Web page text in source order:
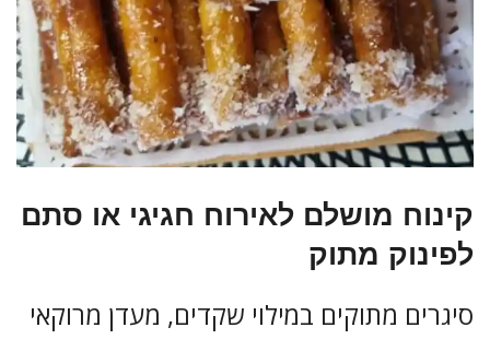
קינוח מושלם לאירוח חגיגי או סתם
לפינוק מתוק
סיגרים מתוקים במילוי שקדים, מעדן מרוקאי